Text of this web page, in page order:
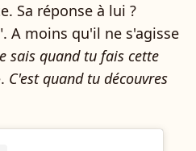
Sa réponse à lui ?
A moins qu'il ne s'agisse
sais quand tu fais cette
C'est quand tu découvres